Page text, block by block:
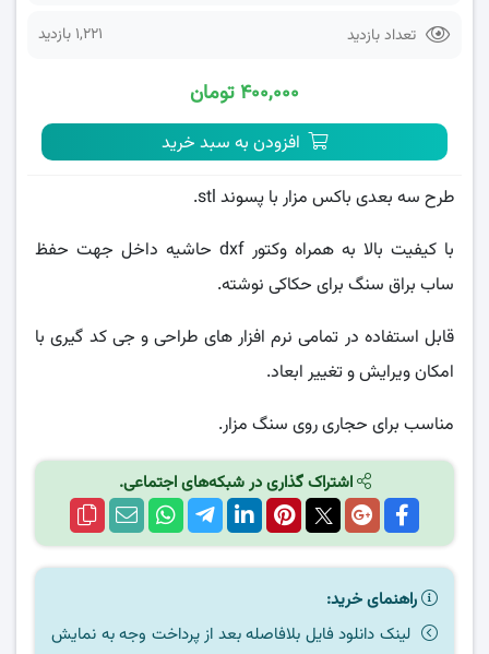
تعداد بازدید 1,221 بازدید
۴۰۰,۰۰۰ تومان
افزودن به سبد خرید
طرح سه بعدی باکس مزار با پسوند stl.
با کیفیت بالا به همراه وکتور dxf حاشیه داخل جهت حفظ
ساب براق سنگ برای حکاکی نوشته.
قابل استفاده در تمامی نرم افزار های طراحی و جی کد گیری با
امکان ویرایش و تغییر ابعاد.
مناسب برای حجاری روی سنگ مزار.
اشتراک گذاری در شبکه‌های اجتماعی.
راهنمای خرید:
لینک دانلود فایل بلافاصله بعد از پرداخت وجه به نمایش